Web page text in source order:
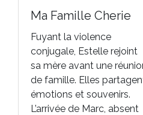
Ma Famille Cherie
Fuyant la violence
conjugale, Estelle rejoint
sa mère avant une
de famille. Elles
émotions et souvenirs.
L’arrivée de Marc, absent